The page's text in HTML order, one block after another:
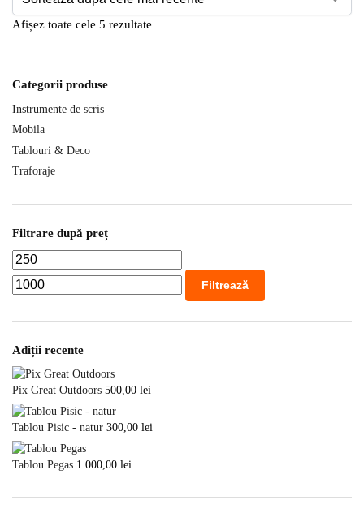
Afișez toate cele 5 rezultate
Categorii produse
Instrumente de scris
Mobila
Tablouri & Deco
Traforaje
Filtrare după preț
Filtrează
Adiții recente
Pix Great Outdoors 500,00 lei
Tablou Pisic - natur 300,00 lei
Tablou Pegas 1.000,00 lei